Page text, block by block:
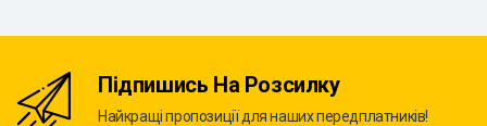
Підпишись На Розсилку
Найкращі пропозиції для наших передплатників!